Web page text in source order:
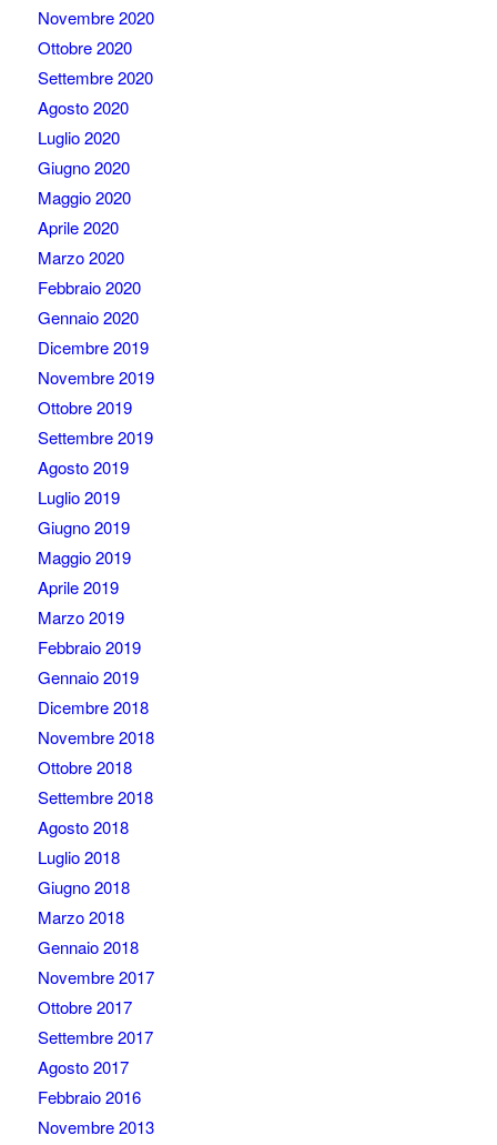
Novembre 2020
Ottobre 2020
Settembre 2020
Agosto 2020
Luglio 2020
Giugno 2020
Maggio 2020
Aprile 2020
Marzo 2020
Febbraio 2020
Gennaio 2020
Dicembre 2019
Novembre 2019
Ottobre 2019
Settembre 2019
Agosto 2019
Luglio 2019
Giugno 2019
Maggio 2019
Aprile 2019
Marzo 2019
Febbraio 2019
Gennaio 2019
Dicembre 2018
Novembre 2018
Ottobre 2018
Settembre 2018
Agosto 2018
Luglio 2018
Giugno 2018
Marzo 2018
Gennaio 2018
Novembre 2017
Ottobre 2017
Settembre 2017
Agosto 2017
Febbraio 2016
Novembre 2013